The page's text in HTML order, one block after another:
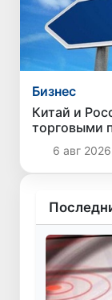
Бизнес
Китай и
торговыми
первом
6 авг